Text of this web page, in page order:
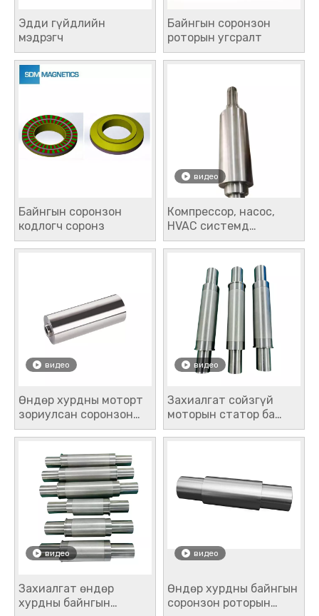
Эдди гүйдлийн
мэдрэгч
Байнгын соронзон
роторын угсралт
Байнгын соронзон
кодлогч соронз
видео
Компрессор, насос,
HVAC системд
зориулсан өндөр
роторууд
видео
Өндөр хурдны моторт
зориулсан соронзон
роторын эд анги
видео
Захиалгат сойзгүй
моторын статор ба
өндөр хурдны роторын
видео
Захиалгат өндөр
хурдны байнгын
видео
Өндөр хурдны байнгын
соронзон роторын